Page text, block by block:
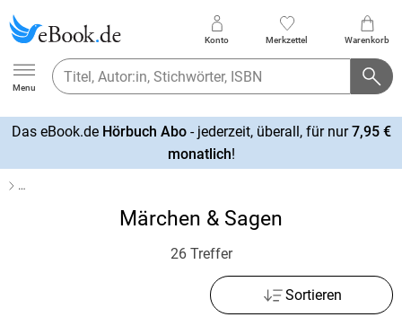
Ebook.de
Menu
Konto Merkzettel Warenkorb
Das eBook.de Hörbuch Abo- jederzeit, überall, für nur7,95 €
monatlich!
…
Märchen & Sagen
26 Treffer
Sortieren